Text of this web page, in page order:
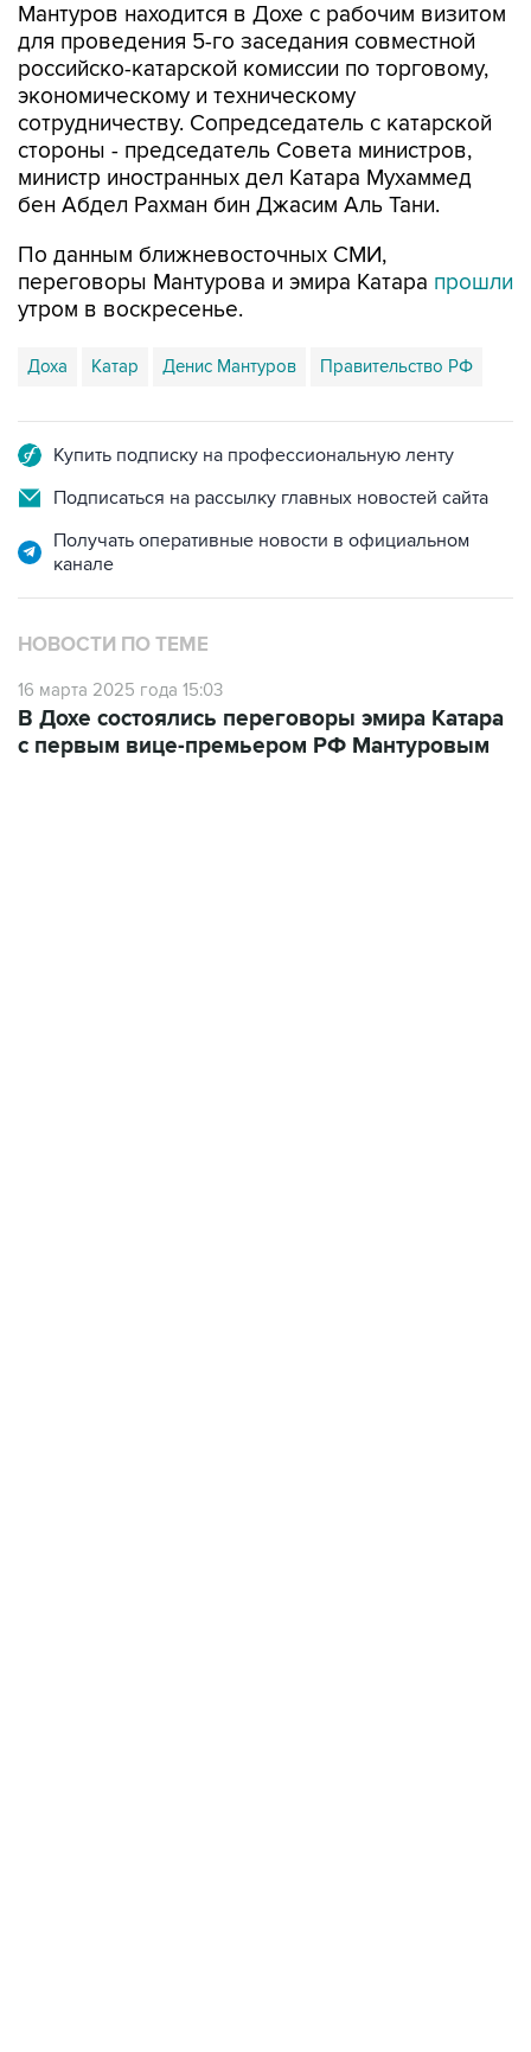
Мантуров находится в Дохе с рабочим визитом
для проведения 5-го заседания совместной
российско-катарской комиссии по торговому,
экономическому и техническому
сотрудничеству. Сопредседатель с катарской
стороны - председатель Совета министров,
министр иностранных дел Катара Мухаммед
бен Абдел Рахман бин Джасим Аль Тани.
По данным ближневосточных СМИ,
переговоры Мантурова и эмира Катара прошли
утром в воскресенье.
Доха Катар Денис Мантуров Правительство РФ
Купить подписку на профессиональную ленту
Подписаться на рассылку главных новостей сайта
Получать оперативные новости в официальном
канале
НОВОСТИ ПО ТЕМЕ
16 марта 2025 года 15:03
В Дохе состоялись переговоры эмира Катара
с первым вице-премьером РФ Мантуровым